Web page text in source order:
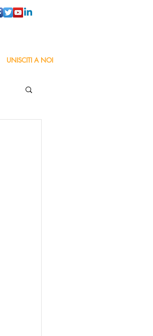
UNISCITI A NOI